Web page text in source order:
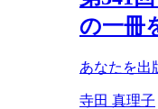
の一冊
あなたを出
寺田 真理子